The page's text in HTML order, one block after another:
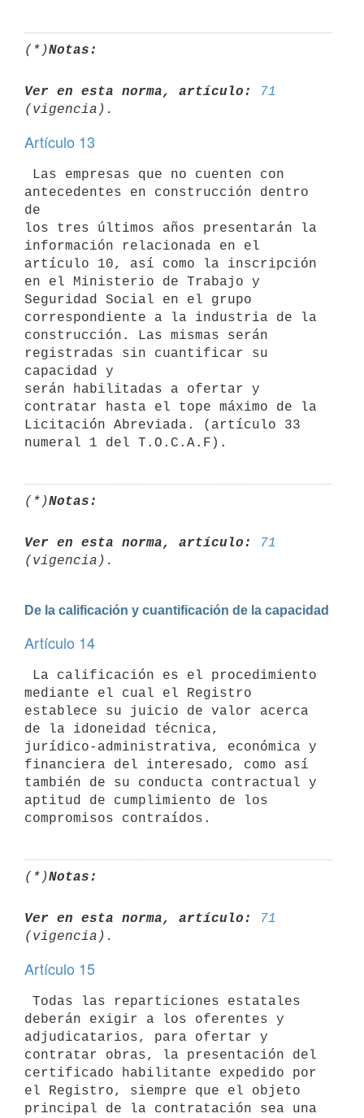
(*)Notas:
Ver en esta norma, artículo:
71
Artículo 13
antecedentes en construcción dentro
de
los tres últimos años presentarán la
información relacionada en el
artículo 10, así como la inscripción
en el Ministerio de Trabajo y
Seguridad Social en el grupo
correspondiente a la industria de la
construcción. Las mismas serán
registradas sin cuantificar su
capacidad y
serán habilitadas a ofertar y
contratar hasta el tope máximo de la
Licitación Abreviada. (artículo 33
numeral 1 del T.O.C.A.F).
(*)Notas:
Ver en esta norma, artículo:
71
De la calificación y cuantificación de la capacidad
Artículo 14
mediante el cual el Registro
establece su juicio de valor acerca
de la idoneidad técnica,
jurídico-administrativa, económica y
financiera del interesado, como así
también de su conducta contractual y
aptitud de cumplimiento de los
(*)Notas:
Ver en esta norma, artículo:
71
Artículo 15
deberán exigir a los oferentes y
adjudicatarios, para ofertar y
contratar obras, la presentación del
certificado habilitante expedido por
el Registro, siempre que el objeto
principal de la contratación sea una